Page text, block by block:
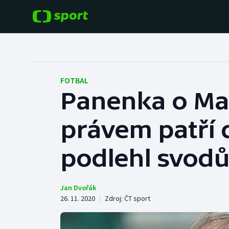
Hokej
Tenis
Cyklistika
Baseball a softbal
Basketbal
Biatlon
FOTBAL
Panenka o
právem patří
podlehl
Jan Dvořák
26. 11. 2020 | Zdroj: ČT sport